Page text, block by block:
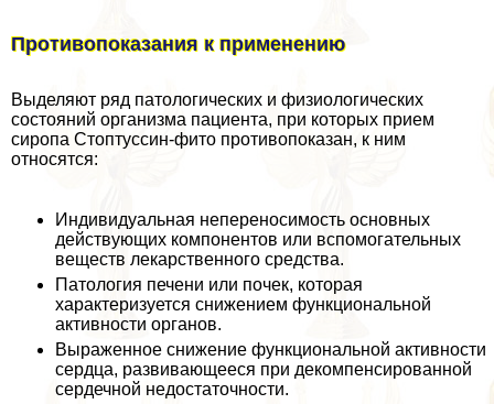
Противопоказания к применению
Выделяют ряд патологических и физиологических
состояний организма пациента, при которых прием
сиропа Стоптуссин-фито противопоказан, к ним
относятся:
Индивидуальная непереносимость основных
действующих компонентов или вспомогательных
веществ лекарственного средства.
Патология печени или почек, которая
хаpaктеризуется снижением функциональной
активности органов.
Выраженное снижение функциональной активности
сердца, развивающееся при декомпенсированной
сердечной недостаточности.